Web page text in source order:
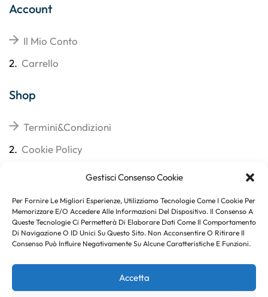
Gestisci Consenso Cookie
Per Fornire Le Migliori Esperienze, Utilizziamo Tecnologie Come I Cookie Per
Memorizzare E/o Accedere Alle Informazioni Del Dispositivo. Il Consenso A
Queste Tecnologie Ci Permetterà Di Elaborare Dati Come Il Comportamento
Di Navigazione O ID Unici Su Questo Sito. Non Acconsentire O Ritirare Il
Consenso Può Influire Negativamente Su Alcune Caratteristiche E Funzioni.
Accetta
Account
Il Mio Conto
2. Carrello
Shop
Termini&Condizioni
2. Cookie Policy